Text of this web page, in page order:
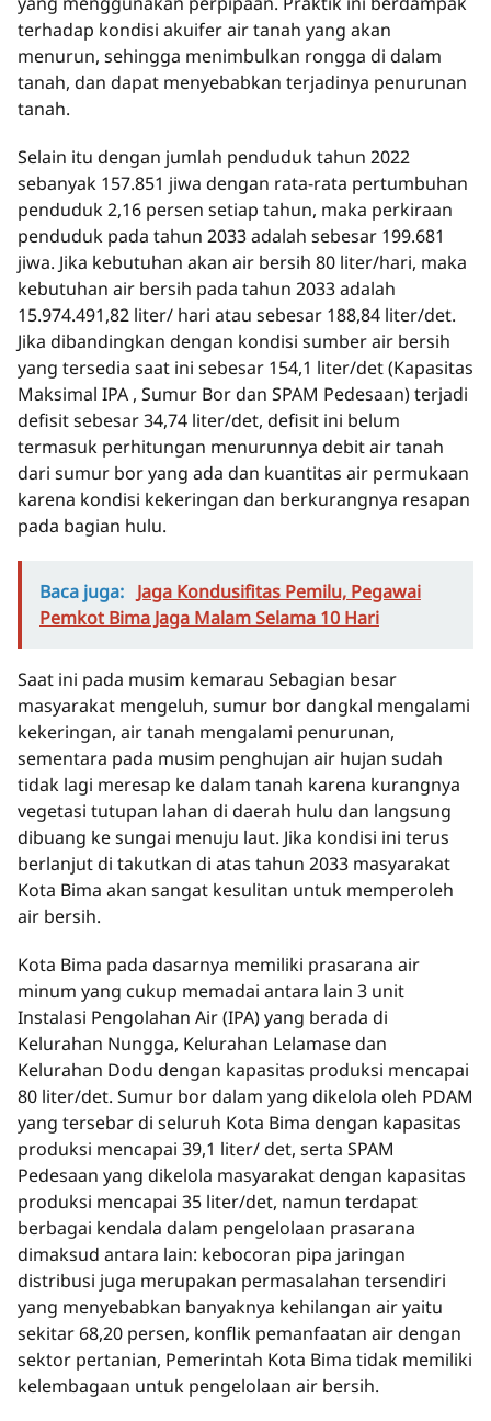
terhadap kondisi akuifer air tanah yang akan
menurun, sehingga menimbulkan rongga di dalam
tanah, dan dapat menyebabkan terjadinya penurunan
tanah.
Selain itu dengan jumlah penduduk tahun 2022
sebanyak 157.851 jiwa dengan rata-rata pertumbuhan
penduduk 2,16 persen setiap tahun, maka perkiraan
penduduk pada tahun 2033 adalah sebesar 199.681
jiwa. Jika kebutuhan akan air bersih 80 liter/hari, maka
kebutuhan air bersih pada tahun 2033 adalah
15.974.491,82 liter/ hari atau sebesar 188,84 liter/det.
Jika dibandingkan dengan kondisi sumber air bersih
yang tersedia saat ini sebesar 154,1 liter/det (Kapasitas
Maksimal IPA , Sumur Bor dan SPAM Pedesaan) terjadi
defisit sebesar 34,74 liter/det, defisit ini belum
termasuk perhitungan menurunnya debit air tanah
dari sumur bor yang ada dan kuantitas air permukaan
karena kondisi kekeringan dan berkurangnya resapan
pada bagian hulu.
Baca juga: Jaga Kondusifitas Pemilu, Pegawai
Pemkot Bima Jaga Malam Selama 10 Hari
Saat ini pada musim kemarau Sebagian besar
masyarakat mengeluh, sumur bor dangkal mengalami
kekeringan, air tanah mengalami penurunan,
sementara pada musim penghujan air hujan sudah
tidak lagi meresap ke dalam tanah karena kurangnya
vegetasi tutupan lahan di daerah hulu dan langsung
dibuang ke sungai menuju laut. Jika kondisi ini terus
berlanjut di takutkan di atas tahun 2033 masyarakat
Kota Bima akan sangat kesulitan untuk memperoleh
air bersih.
Kota Bima pada dasarnya memiliki prasarana air
minum yang cukup memadai antara lain 3 unit
Instalasi Pengolahan Air (IPA) yang berada di
Kelurahan Nungga, Kelurahan Lelamase dan
Kelurahan Dodu dengan kapasitas produksi mencapai
80 liter/det. Sumur bor dalam yang dikelola oleh PDAM
yang tersebar di seluruh Kota Bima dengan kapasitas
produksi mencapai 39,1 liter/ det, serta SPAM
Pedesaan yang dikelola masyarakat dengan kapasitas
produksi mencapai 35 liter/det, namun terdapat
berbagai kendala dalam pengelolaan prasarana
dimaksud antara lain: kebocoran pipa jaringan
distribusi juga merupakan permasalahan tersendiri
yang menyebabkan banyaknya kehilangan air yaitu
sekitar 68,20 persen, konflik pemanfaatan air dengan
sektor pertanian, Pemerintah Kota Bima tidak memiliki
kelembagaan untuk pengelolaan air bersih.